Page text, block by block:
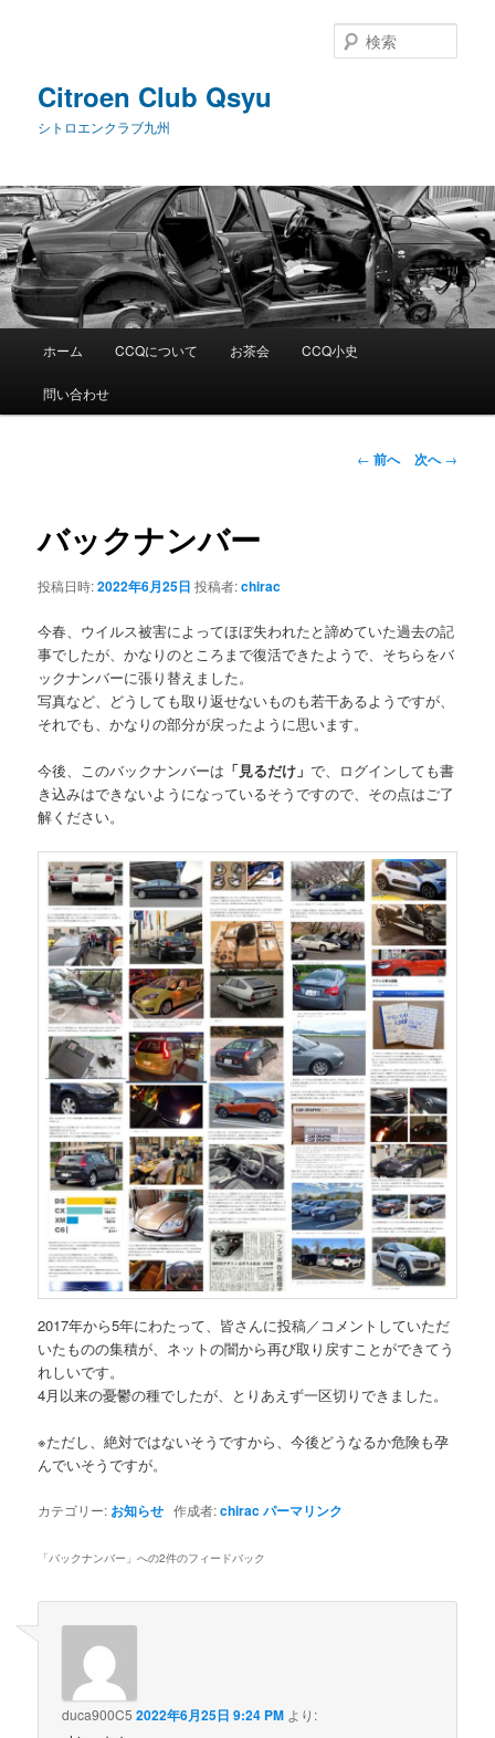
へ
移
動
Citroen Club Qsyu
シトロエンクラブ九州
索
メ
ホーム CCQについて お茶会 CCQ小史
問い合わせ
投
ン
← 前へ 次へ→
バックナンバー
投稿日時:2022年6月25日 投稿者:chirac
今春、ウイルス被害によってほぼ失われたと諦めていた過去の記
事でしたが、かなりのところまで復活できたようで、そちらをバ
ックナンバーに張り替えました。
写真など、どうしても取り返せないものも若干あるようですが、
それでも、かなりの部分が戻ったように思います。
今後、このバックナンバーは 「見るだけ」で、ログインしても書
き込みはできないようになっているそうですので、その点はご了
解ください。
2017年から5年にわたって、皆さんに投稿／コメントしていただ
いたものの集積が、ネットの闇から再び取り戻すことができてう
れしいです。
4月以来の憂鬱の種でしたが、とりあえず一区切りできました。
※ただし、絶対ではないそうですから、今後どうなるか危険も孕
んでいそうですが。
カテゴリー: お知らせ 作成者:chiracパーマリンク
「バックナンバー 」への2件のフィードバック
duca900C5 2022年6月25日 9:24 PM より: